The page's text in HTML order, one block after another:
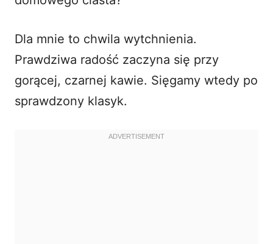
d
e
Dla mnie to chwila wytchnienia.
Prawdziwa radość zaczyna się przy
gorącej, czarnej kawie. Sięgamy wtedy po
sprawdzony klasyk.